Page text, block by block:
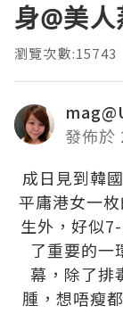
身@美
瀏覽次數:15743
發佈於
成日見到韓
平庸港女一
生外，好似
了重要的一
幕，除了排
腫，想唔瘦